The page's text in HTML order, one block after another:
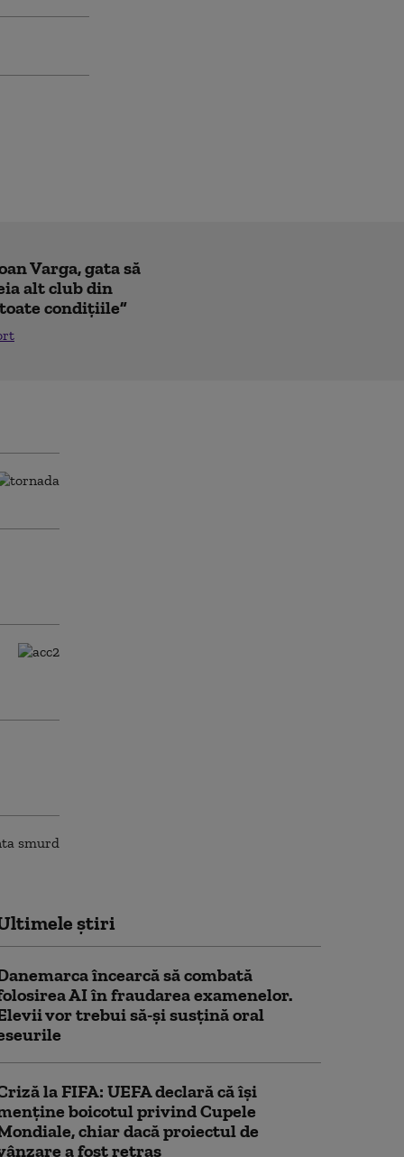
Varga, gata să
alt club din
condițiile”
știri
încearcă să combată
AI în fraudarea examenelor.
vor trebui să-şi susţină oral
la FIFA: UEFA declară că îşi
boicotul privind Cupele
chiar dacă proiectul de
a fost retras